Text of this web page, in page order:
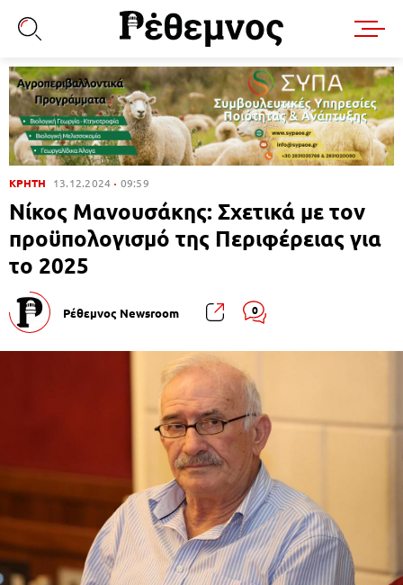
ΚΡΗΤΗ 13.12.2024 09:59
Νίκος Μανουσάκης: Σχετικά με τον
προϋπολογισμό της Περιφέρειας για
το 2025
Ρέθεμνος Newsroom 0